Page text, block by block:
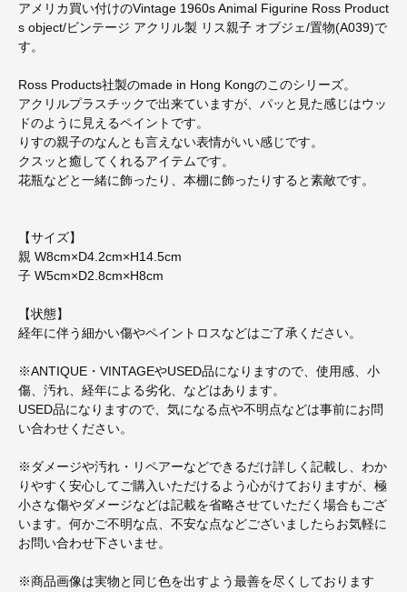
アメリカ買い付けのVintage 1960s Animal Figurine Ross Product
s object/ビンテージ アクリル製 リス親子 オブジェ/置物(A039)で
す。
Ross Products社製のmade in Hong Kongのこのシリーズ。
アクリルプラスチックで出来ていますが、パッと見た感じはウッ
ドのように見えるペイントです。
りすの親子のなんとも言えない表情がいい感じです。
クスッと癒してくれるアイテムです。
花瓶などと一緒に飾ったり、本棚に飾ったりすると素敵です。
【サイズ】
親 W8cm×D4.2cm×H14.5cm
子 W5cm×D2.8cm×H8cm
【状態】
経年に伴う細かい傷やペイントロスなどはご了承ください。
※ANTIQUE・VINTAGEやUSED品になりますので、使用感、小
傷、汚れ、経年による劣化、などはあります。
USED品になりますので、気になる点や不明点などは事前にお問
い合わせください。
※ダメージや汚れ・リペアーなどできるだけ詳しく記載し、わか
りやすく安心してご購入いただけるよう心がけておりますが、極
小さな傷やダメージなどは記載を省略させていただく場合もござ
います。何かご不明な点、不安な点などございましたらお気軽に
お問い合わせ下さいませ。
※商品画像は実物と同じ色を出すよう最善を尽くしております